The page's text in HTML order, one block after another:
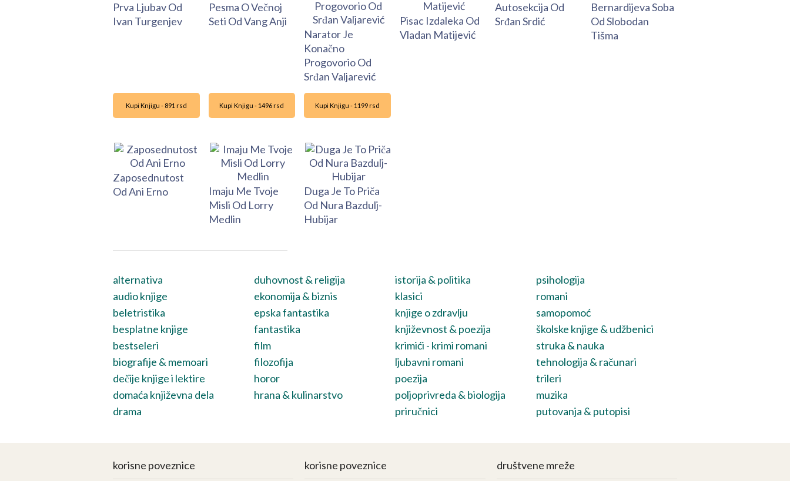
Prva Ljubav Od
Ivan Turgenjev
Pesma O Večnoj
Seti Od Vang Anji
Narator Je
Konačno
Progovorio Od
Srđan Valjarević
Pisac Izdaleka Od
Vladan Matijević
Autosekcija Od
Srđan Srdić
Bernardijeva Soba
Od Slobodan
Tišma
Kupi Knjigu - 891 rsd
Zaposednutost
Od Ani Erno
Kupi Knjigu - 1496 rsd
Imaju Me Tvoje
Misli Od Lorry
Medlin
Kupi Knjigu - 1199 rsd
Duga Je To Priča
Od Nura Bazdulj-
Hubijar
alternativa
audio knjige
beletristika
besplatne knjige
bestseleri
biografije & memoari
dečije knjige i lektire
domaća književna dela
drama
duhovnost & religija
ekonomija & biznis
epska fantastika
fantastika
film
filozofija
horor
hrana & kulinarstvo
istorija & politika
klasici
knjige o zdravlju
književnost & poezija
krimići - krimi romani
ljubavni romani
poezija
poljoprivreda & biologija
priručnici
psihologija
romani
samopomoć
školske knjige & udžbenici
struka & nauka
tehnologija & računari
trileri
muzika
putovanja & putopisi
korisne poveznice korisne poveznice društvene mreže